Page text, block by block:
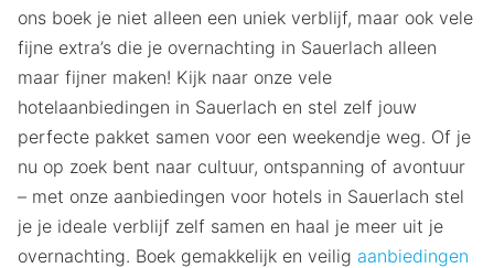
ons boek je niet alleen een uniek verblijf, maar ook vele
fijne extra’s die je overnachting in Sauerlach alleen
maar fijner maken! Kijk naar onze vele
hotelaanbiedingen in Sauerlach en stel zelf jouw
perfecte pakket samen voor een weekendje weg. Of je
nu op zoek bent naar cultuur, ontspanning of avontuur
– met onze aanbiedingen voor hotels in Sauerlach stel
je je ideale verblijf zelf samen en haal je meer uit je
overnachting. Boek gemakkelijk en veilig aanbiedingen